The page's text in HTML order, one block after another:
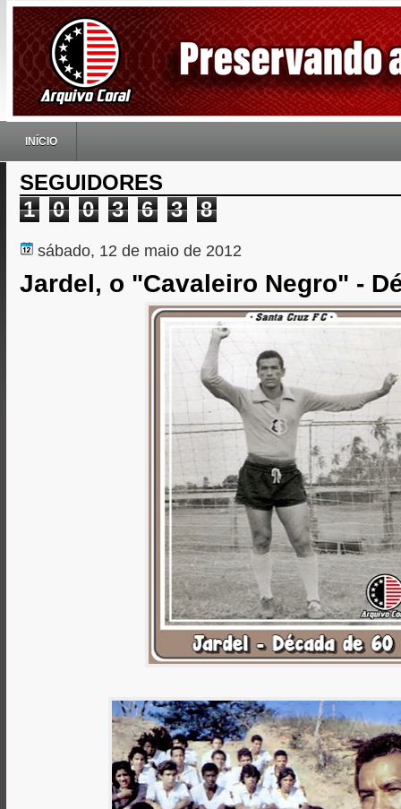
INÍCIO
SEGUIDORES
1
0 0 3 6 3 8
sábado, 12 de maio de 2012
Jardel, o "Cavaleiro Negro" -